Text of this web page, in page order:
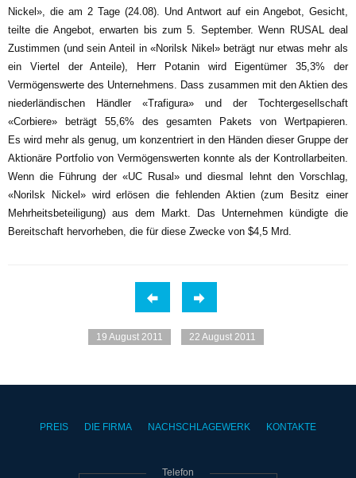
Nickel», die am 2 Tage (24.08). Und Antwort auf ein Angebot, Gesicht,
teilte die Angebot, erwarten bis zum 5. September. Wenn RUSAL deal
Zustimmen (und sein Anteil in «Norilsk Nikel» beträgt nur etwas mehr als
ein Viertel der Anteile), Herr Potanin wird Eigentümer 35,3% der
Vermögenswerte des Unternehmens. Dass zusammen mit den Aktien des
niederländischen Händler «Trafigura» und der Tochtergesellschaft
«Corbiere» beträgt 55,6% des gesamten Pakets von Wertpapieren.
Es wird mehr als genug, um konzentriert in den Händen dieser Gruppe der
Aktionäre Portfolio von Vermögenswerten konnte als der Kontrollarbeiten.
Wenn die Führung der «UC Rusal» und diesmal lehnt den Vorschlag,
«Norilsk Nickel» wird erlösen die fehlenden Aktien (zum Besitz einer
Mehrheitsbeteiligung) aus dem Markt. Das Unternehmen kündigte die
Bereitschaft hervorheben, die für diese Zwecke von $4,5 Mrd.
19 August 2011 22 August 2011
PREIS DIE FIRMA NACHSCHLAGEWERK KONTAKTE
Telefon